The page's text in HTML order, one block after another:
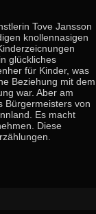
Tove Jansson
knollennasigen
glückliches
für Kinder, was
Beziehung mit dem
war. Aber am
Bürgermeisters von
Es macht
Diese